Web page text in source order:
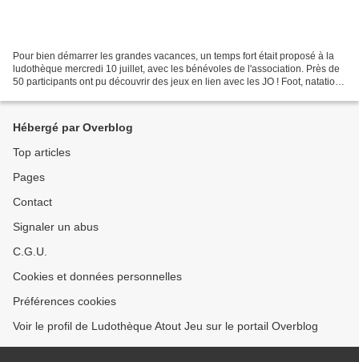
Pour bien démarrer les grandes vacances, un temps fort était proposé à la
ludothèque mercredi 10 juillet, avec les bénévoles de l'association. Près de
50 participants ont pu découvrir des jeux en lien avec les JO ! Foot, natation
Hébergé par Overblog
Top articles
Pages
Contact
Signaler un abus
C.G.U.
Cookies et données personnelles
Préférences cookies
Voir le profil de Ludothèque Atout Jeu sur le portail Overblog